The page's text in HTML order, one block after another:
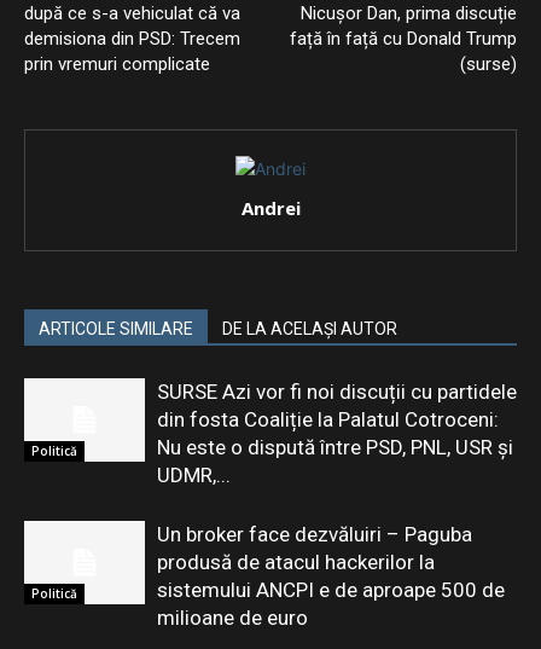
după ce s-a vehiculat că va
demisiona din PSD: Trecem
prin vremuri complicate
Nicușor Dan, prima discuție
față în față cu Donald Trump
(surse)
Andrei
ARTICOLE SIMILARE DE LA ACELAȘI AUTOR
Politică
SURSE Azi vor fi noi discuții cu partidele
din fosta Coaliție la Palatul Cotroceni:
Nu este o dispută între PSD, PNL, USR și
UDMR,...
Politică
Un broker face dezvăluiri – Paguba
produsă de atacul hackerilor la
sistemului ANCPI e de aproape 500 de
milioane de euro